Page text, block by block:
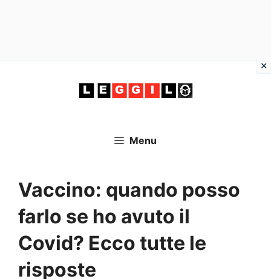
Menu
Vaccino: quando posso
farlo se ho avuto il
Covid? Ecco tutte le
risposte